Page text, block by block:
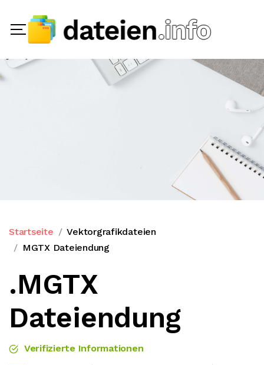
Startseite
Vektorgrafikdateien
MGTX Dateiendung
.MGTX
Dateiendung
Verifizierte Informationen